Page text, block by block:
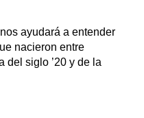
ayudará a entender
nacieron entre
del siglo ’20 y de la